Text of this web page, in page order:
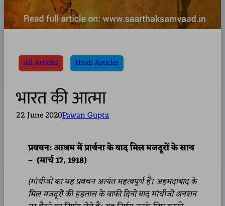
All Articles Hindi Articles
भारत की आत्मा
22 June 2020Pawan Gupta
प्रवचन: आश्रम में प्रार्थना के बाद मिल मजदूरों के साथ
– (मार्च17, 1918)
(गांधीजी का यह प्रवचन अत्यंत महत्वपूर्ण है। अहमदाबाद के
मिल मजदूरों की हड़ताल के बाफी दिनों बाद गांधीजी अनशन